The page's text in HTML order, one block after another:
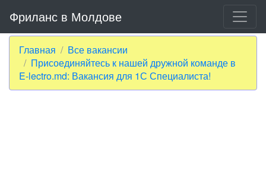
Фриланс в Молдове
Главная
Все вакансии
Присоединяйтесь к нашей дружной команде в
E-lectro.md: Вакансия для 1С Специалиста!